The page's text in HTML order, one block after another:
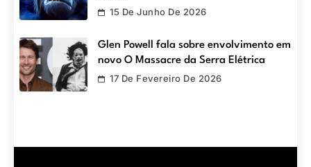
15 De Junho De 2026
Glen Powell fala sobre envolvimento em
novo O Massacre da Serra Elétrica
17 De Fevereiro De 2026